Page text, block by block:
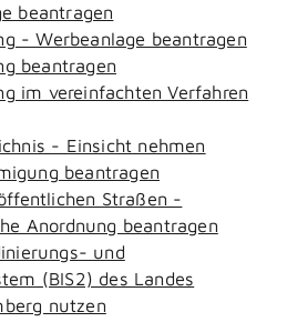
beantragen
- Werbeanlage beantragen
beantragen
im vereinfachten Verfahren
- Einsicht nehmen
beantragen
Straßen -
Anordnung beantragen
und
(BIS2) des Landes
nutzen